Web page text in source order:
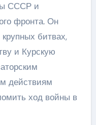
СССР и
фронта. Он
битвах,
и Курскую
действиям
ход войны в